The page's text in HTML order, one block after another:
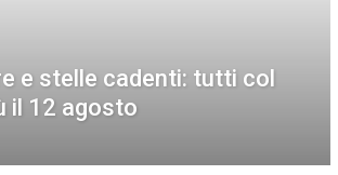
e stelle cadenti: tutti col
il 12 agosto